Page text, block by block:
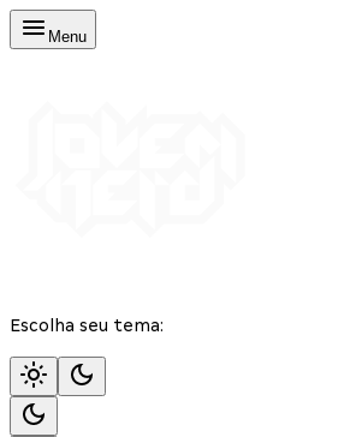
Menu
Escolha seu tema: